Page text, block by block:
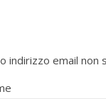
indirizzo email non